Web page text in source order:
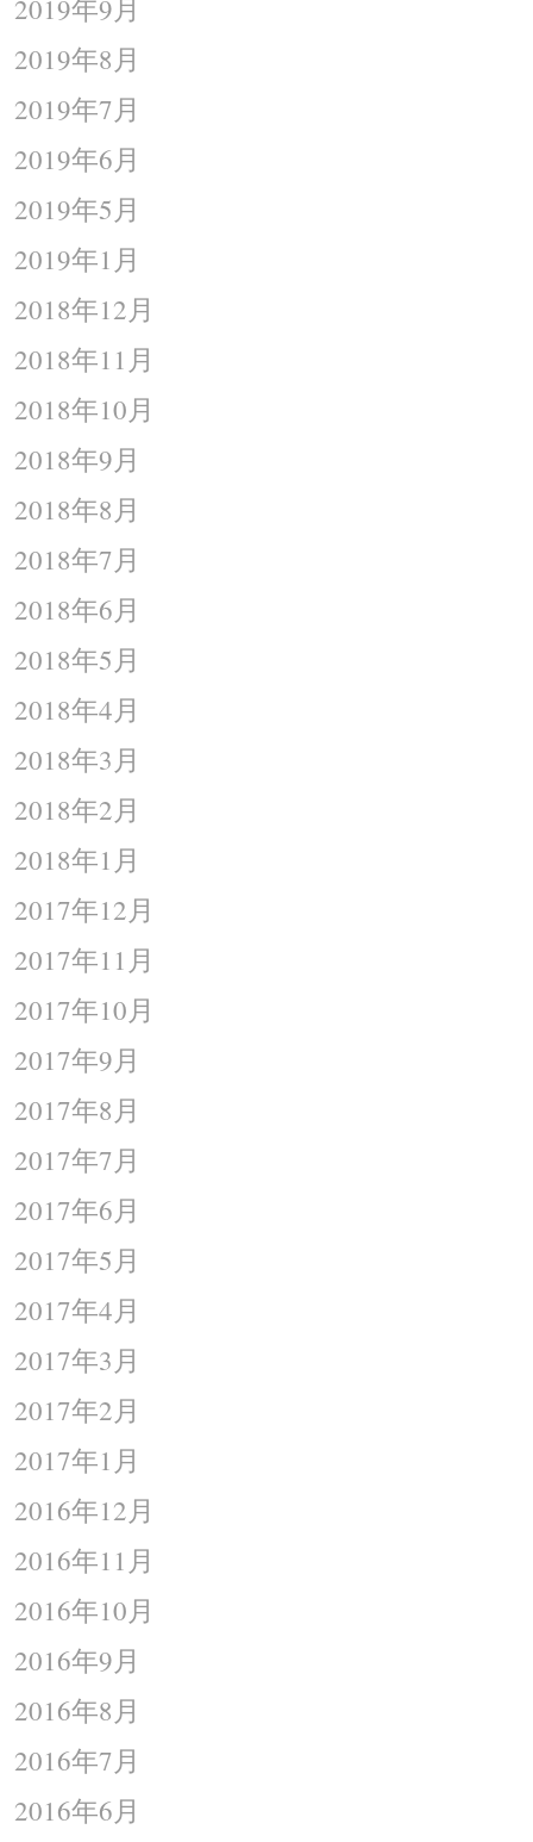
2019年9月
2019年8月
2019年7月
2019年6月
2019年5月
2019年1月
2018年12月
2018年11月
2018年10月
2018年9月
2018年8月
2018年7月
2018年6月
2018年5月
2018年4月
2018年3月
2018年2月
2018年1月
2017年12月
2017年11月
2017年10月
2017年9月
2017年8月
2017年7月
2017年6月
2017年5月
2017年4月
2017年3月
2017年2月
2017年1月
2016年12月
2016年11月
2016年10月
2016年9月
2016年8月
2016年7月
2016年6月